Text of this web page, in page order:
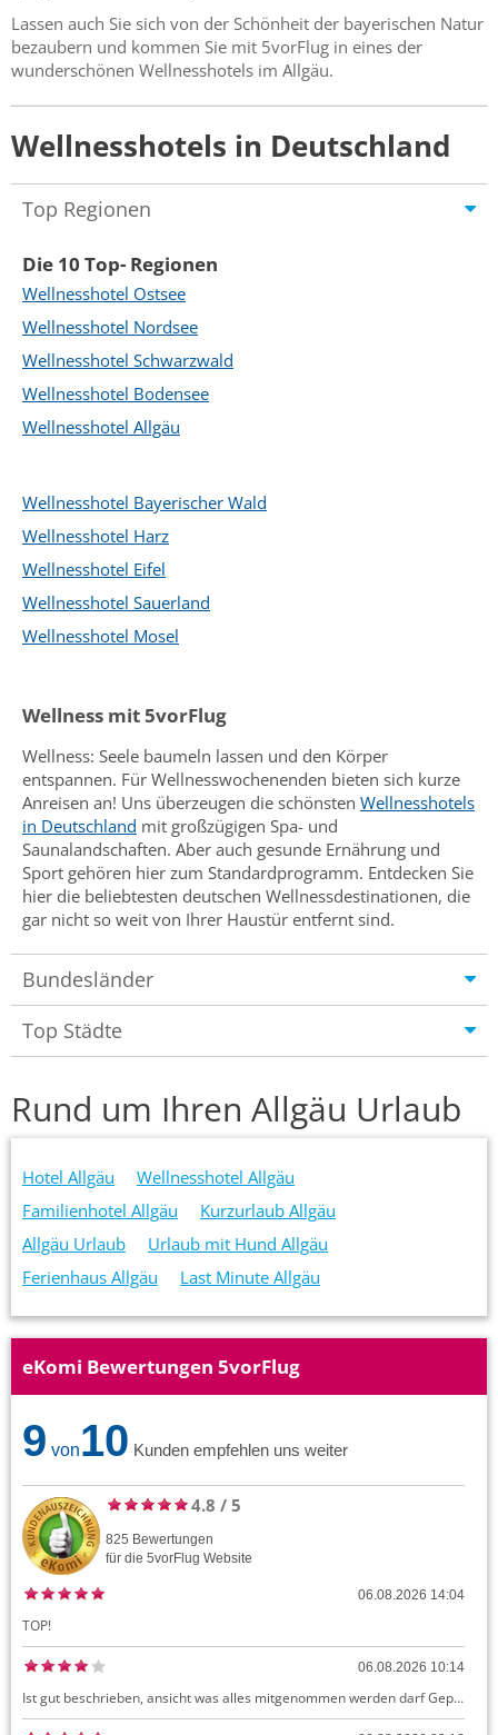
Lassen auch Sie sich von der Schönheit der bayerischen Natur
bezaubern und kommen Sie mit 5vorFlug in eines der
wunderschönen Wellnesshotels im Allgäu.
Wellnesshotels in Deutschland
Top Regionen
Die 10 Top- Regionen
Wellnesshotel Ostsee
Wellnesshotel Nordsee
Wellnesshotel Schwarzwald
Wellnesshotel Bodensee
Wellnesshotel Allgäu
Wellnesshotel Bayerischer Wald
Wellnesshotel Harz
Wellnesshotel Eifel
Wellnesshotel Sauerland
Wellnesshotel Mosel
Wellness mit 5vorFlug
Wellness: Seele baumeln lassen und den Körper
entspannen. Für Wellnesswochenenden bieten sich kurze
Anreisen an! Uns überzeugen die schönsten Wellnesshotels
in Deutschland mit großzügigen Spa- und
Saunalandschaften. Aber auch gesunde Ernährung und
Sport gehören hier zum Standardprogramm. Entdecken Sie
hier die beliebtesten deutschen Wellnessdestinationen, die
gar nicht so weit von Ihrer Haustür entfernt sind.
Bundesländer
Top Städte
Rund um Ihren Allgäu Urlaub
Hotel Allgäu
Wellnesshotel Allgäu
Familienhotel Allgäu
Kurzurlaub Allgäu
Allgäu Urlaub
Urlaub mit Hund Allgäu
Ferienhaus Allgäu
Last Minute Allgäu
eKomi Bewertungen 5vorFlug
9 von10 Kunden empfehlen uns weiter
4.8 / 5
825 Bewertungen
für die 5vorFlug Website
06.08.2026 14:04
TOP!
06.08.2026 10:14
Ist gut beschrieben, ansicht was alles mitgenommen werden darf Gepäck dürfte auch kostenloses Handgepäck umfassen, ansonsten sehr easy zu machen